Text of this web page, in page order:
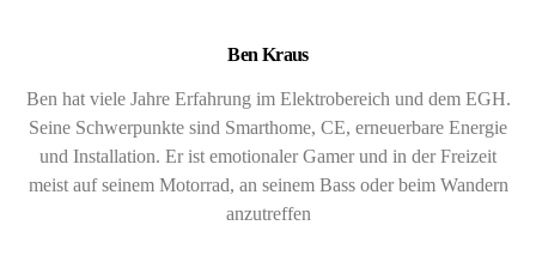
Ben Kraus
Ben hat viele Jahre Erfahrung im Elektrobereich und dem EGH.
Seine Schwerpunkte sind Smarthome, CE, erneuerbare Energie
und Installation. Er ist emotionaler Gamer und in der Freizeit
meist auf seinem Motorrad, an seinem Bass oder beim Wandern
anzutreffen